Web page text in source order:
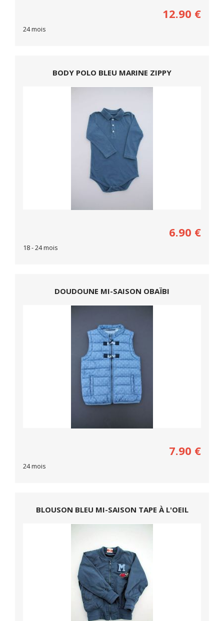
12.90 €
24 mois
BODY POLO BLEU MARINE ZIPPY
6.90 €
18 - 24 mois
DOUDOUNE MI-SAISON OBAÏBI
7.90 €
24 mois
BLOUSON BLEU MI-SAISON TAPE À L'OEIL